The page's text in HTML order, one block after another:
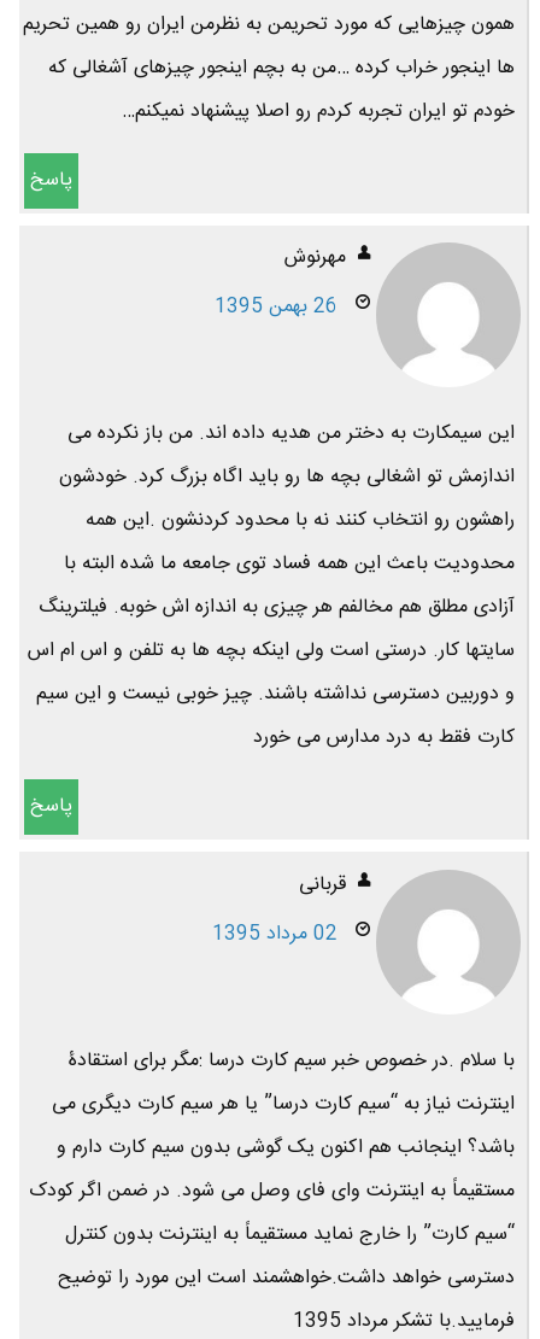
همون چیزهایی که مورد تحریمن به نظرمن ایران رو همین تحریم
ها اینجور خراب کرده …من به بچم اینجور چیزهای آشغالی که
خودم تو ایران تجربه کردم رو اصلا پیشنهاد نمیکنم…
پاسخ
مهرنوش
26 بهمن 1395
این سیمکارت به دختر من هدیه داده اند. من باز نکرده می
اندازمش تو اشغالی بچه ها رو باید اگاه بزرگ کرد. خودشون
راهشون رو انتخاب کنند نه با محدود کردنشون .این همه
محدودیت باعث این همه فساد توی جامعه ما شده البته با
آزادی مطلق هم مخالفم هر چیزی به اندازه اش خوبه. فیلترینگ
سایتها کار. درستی است ولی اینکه بچه ها به تلفن و اس ام اس
و دوربین دسترسی نداشته باشند. چیز خوبی نیست و این سیم
کارت فقط به درد مدارس می خورد
پاسخ
قربانی
02 مرداد 1395
با سلام .در خصوص خبر سیم کارت درسا :مگر برای استقادۀ
اینترنت نیاز به “سیم کارت درسا” یا هر سیم کارت دیگری می
باشد؟ اینجانب هم اکنون یک گوشی بدون سیم کارت دارم و
مستقیماً به اینترنت وای فای وصل می شود. در ضمن اگر کودک
“سیم کارت” را خارج نماید مستقیماً به اینترنت بدون کنترل
دسترسی خواهد داشت.خواهشمند است این مورد را توضیح
فرمایید.با تشکر مرداد 1395